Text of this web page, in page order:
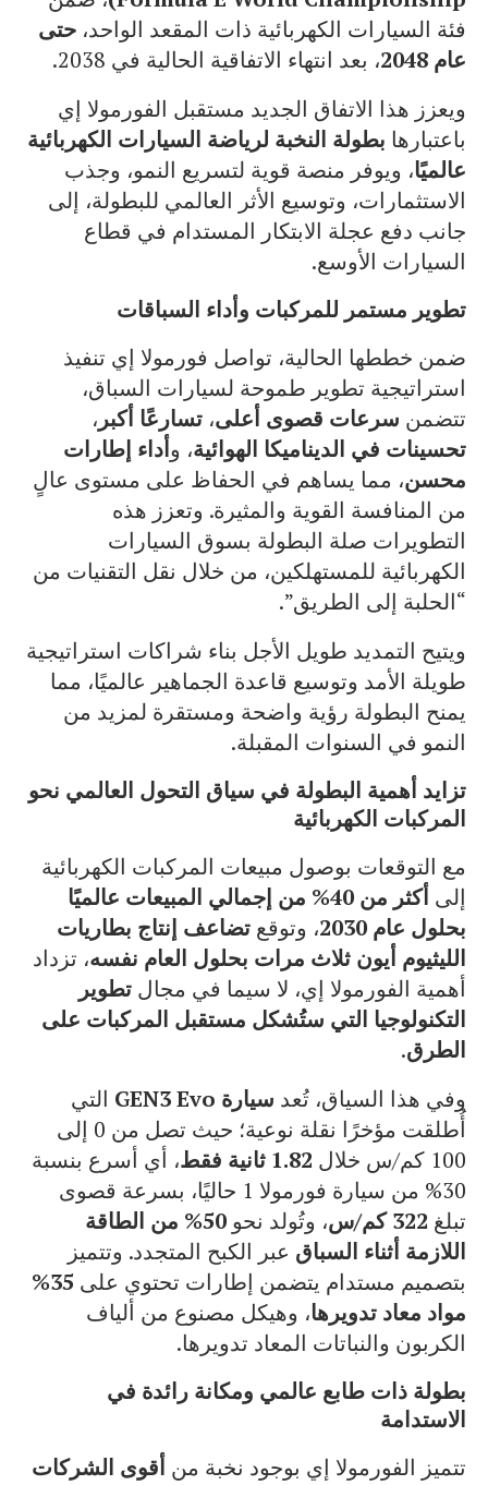
فئة السيارات الكهربائية ذات المقعد الواحد، حتى
عام 2048
، بعد انتهاء الاتفاقية الحالية في 2038.
ويعزز هذا الاتفاق الجديد مستقبل الفورمولا إي
باعتبارها بطولة النخبة لرياضة السيارات الكهربائية
عالميًا، ويوفر منصة قوية لتسريع النمو، وجذب
الاستثمارات، وتوسيع الأثر العالمي للبطولة، إلى
جانب دفع عجلة الابتكار المستدام في قطاع
السيارات الأوسع.
تطوير مستمر للمركبات وأداء السباقات
ضمن خططها الحالية، تواصل فورمولا إي تنفيذ
استراتيجية تطوير طموحة لسيارات السباق،
تتضمن سرعات قصوى أعلى، تسارعًا أكبر ،
تحسينات في الديناميكا الهوائية، وأداء إطارات
محسن، مما يساهم في الحفاظ على مستوى عالٍ
من المنافسة القوية والمثيرة. وتعزز هذه
التطويرات صلة البطولة بسوق السيارات
الكهربائية للمستهلكين، من خلال نقل التقنيات من
“الحلبة إلى الطريق”.
ويتيح التمديد طويل الأجل بناء شراكات استراتيجية
طويلة الأمد وتوسيع قاعدة الجماهير عالميًا، مما
يمنح البطولة رؤية واضحة ومستقرة لمزيد من
النمو في السنوات المقبلة.
تزايد أهمية البطولة في سياق التحول العالمي نحو
المركبات الكهربائية
مع التوقعات بوصول مبيعات المركبات الكهربائية
إلى
أكثر من 40% من إجمالي المبيعات عالميًا
بحلول عام 2030
، وتوقع تضاعف إنتاج بطاريات
الليثيوم أيون ثلاث مرات بحلول العام نفسه، تزداد
أهمية الفورمولا إي، لا سيما في مجال تطوير
التكنولوجيا التي ستُشكل مستقبل المركبات على
الطرق.
وفي هذا السياق، تُعد سيارة GEN3 Evo
التي
أُطلقت مؤخرًا نقلة نوعية؛ حيث تصل من 0 إلى
100 كم/س خلال
1.82 ثانية فقط
، أي أسرع بنسبة
30% من سيارة فورمولا 1 حاليًا، بسرعة قصوى
تبلغ 322 كم/س ، وتُولد نحو
50% من الطاقة
اللازمة أثناء السباق عبر الكبح المتجدد. وتتميز
بتصميم مستدام يتضمن إطارات تحتوي على
35%
مواد معاد تدويرها، وهيكل مصنوع من ألياف
الكربون والنباتات المعاد تدويرها.
بطولة ذات طابع عالمي ومكانة رائدة في
الاستدامة
تتميز الفورمولا إي بوجود نخبة من أقوى الشركات